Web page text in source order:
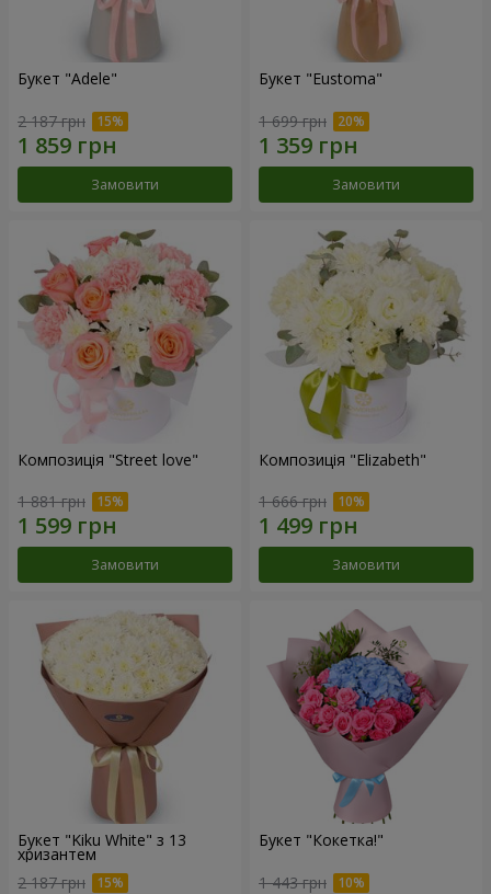
Букет "Adele"
2 187 грн
Замовити
Букет "Eustoma"
1 699 грн
Замовити
Композиція "Street love"
1 881 грн
Замовити
Композиція "Elizabeth"
1 666 грн
Замовити
Букет "Kiku White" з 13
хризантем
2 187 грн
Букет "Кокетка!"
1 443 грн